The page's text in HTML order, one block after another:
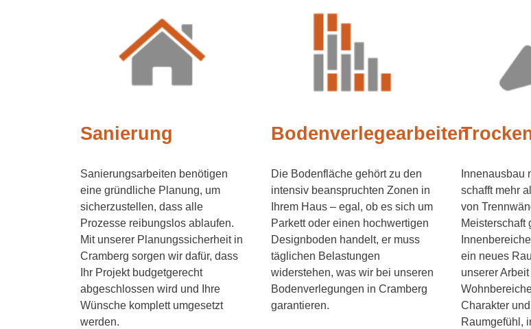
Sanierung
Sanierungsarbeiten benötigen
eine gründliche Planung, um
sicherzustellen, dass alle
Prozesse reibungslos ablaufen.
Mit unserer Planungssicherheit in
Cramberg sorgen wir dafür, dass
Ihr Projekt budgetgerecht
abgeschlossen wird und Ihre
Wünsche komplett umgesetzt
werden.
Bodenverlegearbeiten
Die Bodenfläche gehört zu den
intensiv beanspruchten Zonen in
Ihrem Haus – egal, ob es sich um
Parkett oder einen hochwertigen
Designboden handelt, er muss
täglichen Belastungen
widerstehen, was wir bei unseren
Bodenverlegungen in Cramberg
garantieren.
Innenausbau
schafft mehr
von
Meisterschaft
ein neues
unserer
Charakter
Raumgefühl,